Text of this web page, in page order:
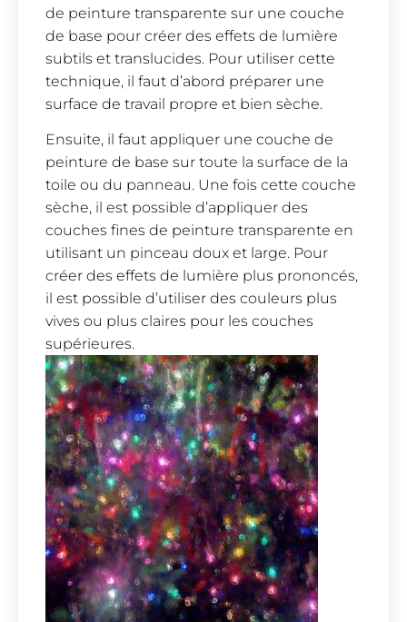
de peinture transparente sur une couche
de base pour créer des effets de lumière
subtils et translucides. Pour utiliser cette
technique, il faut d’abord préparer une
surface de travail propre et bien sèche.
Ensuite, il faut appliquer une couche de
peinture de base sur toute la surface de la
toile ou du panneau. Une fois cette couche
sèche, il est possible d’appliquer des
couches fines de peinture transparente en
utilisant un pinceau doux et large. Pour
créer des effets de lumière plus prononcés,
il est possible d’utiliser des couleurs plus
vives ou plus claires pour les couches
supérieures.